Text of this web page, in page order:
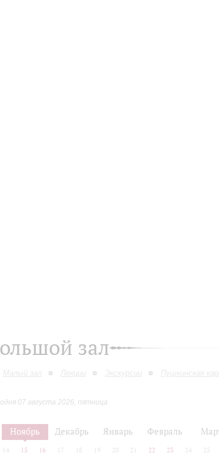
зал
Малый зал Лекции Экскурсии Пушкинская
07 августа 2026, пятница
Ноябрь Декабрь Январь Февраль
14 15 16 17 18 19 20 21 22 23 24 25